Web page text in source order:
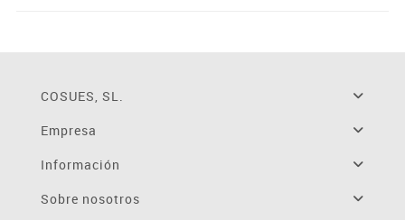
COSUES, SL.
Empresa
Información
Sobre nosotros